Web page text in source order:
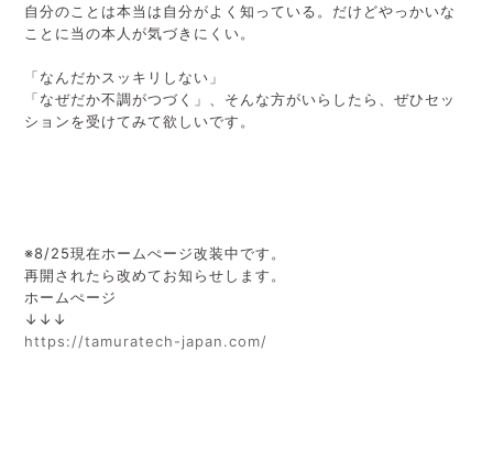
自分のことは本当は自分がよく知っている。だけどやっかいな
ことに当の本人が気づきにくい。
「なんだかスッキリしない」
「なぜだか不調がつづく」、そんな方がいらしたら、ぜひセッ
ションを受けてみて欲しいです。
※8/25現在ホームぺージ改装中です。
再開されたら改めてお知らせします。
ホームぺージ
↓↓↓
https://tamuratech-japan.com/